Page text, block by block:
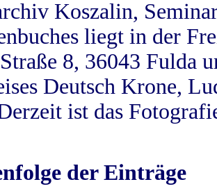
Koszalin,
liegt in der
8, 36043 Fulda
Deutsch Krone,
ist das
der Einträge